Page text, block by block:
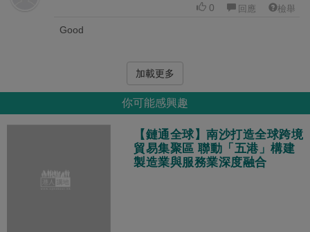
0 回應 檢舉
Good
加載更多
你可能感興趣
【鏈通全球】南沙打造全球跨境
貿易集聚區 聯動「五港」構建
製造業與服務業深度融合